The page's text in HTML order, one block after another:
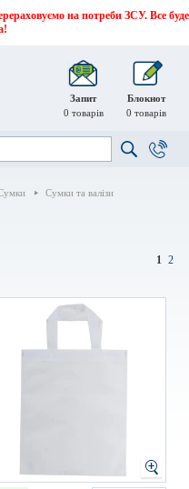
на потреби ЗСУ. Все буде
Запит
0 товарів
Блокнот
0 товарів
Сумки та валізи
1 2